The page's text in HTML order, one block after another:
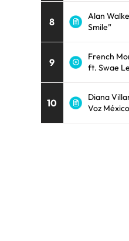
8
Alan
Smile”
9
French
ft. Swae
10
Diana
Voz México